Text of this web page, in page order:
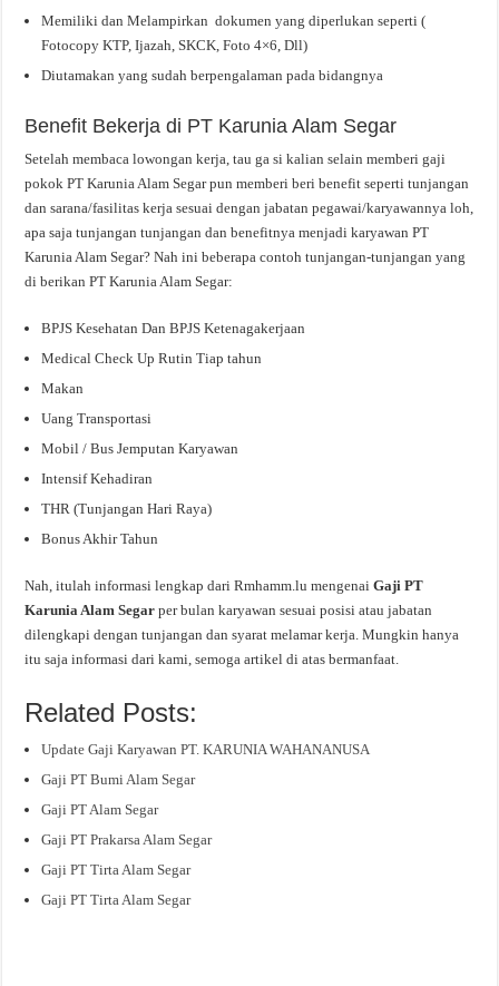
Memiliki dan Melampirkan dokumen yang diperlukan seperti (
Fotocopy KTP, Ijazah, SKCK, Foto 4×6, Dll)
Diutamakan yang sudah berpengalaman pada bidangnya
Benefit Bekerja di PT Karunia Alam Segar
Setelah membaca lowongan kerja, tau ga si kalian selain memberi gaji
pokok PT Karunia Alam Segar pun memberi beri benefit seperti tunjangan
dan sarana/fasilitas kerja sesuai dengan jabatan pegawai/karyawannya loh,
apa saja tunjangan tunjangan dan benefitnya menjadi karyawan PT
Karunia Alam Segar? Nah ini beberapa contoh tunjangan-tunjangan yang
di berikan PT Karunia Alam Segar:
BPJS Kesehatan Dan BPJS Ketenagakerjaan
Medical Check Up Rutin Tiap tahun
Makan
Uang Transportasi
Mobil / Bus Jemputan Karyawan
Intensif Kehadiran
THR (Tunjangan Hari Raya)
Bonus Akhir Tahun
Nah, itulah informasi lengkap dari Rmhamm.lu mengenaiGaji PT
Karunia Alam Segarper bulan karyawan sesuai posisi atau jabatan
dilengkapi dengan tunjangan dan syarat melamar kerja. Mungkin hanya
itu saja informasi dari kami, semoga artikel di atas bermanfaat.
Related Posts:
Update Gaji Karyawan PT. KARUNIA WAHANANUSA
Gaji PT Bumi Alam Segar
Gaji PT Alam Segar
Gaji PT Prakarsa Alam Segar
Gaji PT Tirta Alam Segar
Gaji PT Tirta Alam Segar